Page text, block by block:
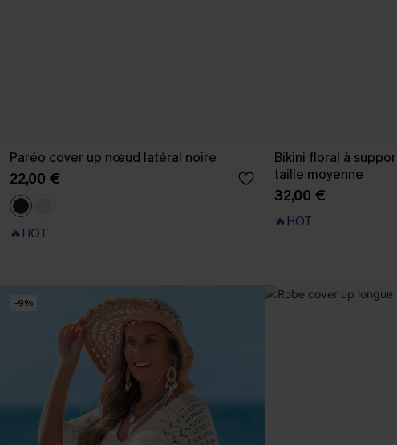
Paréo cover up nœud latéral noire
22,00 €
🔥HOT
Bikini floral à
taille moyenne
32,00 €
🔥HOT
-9%